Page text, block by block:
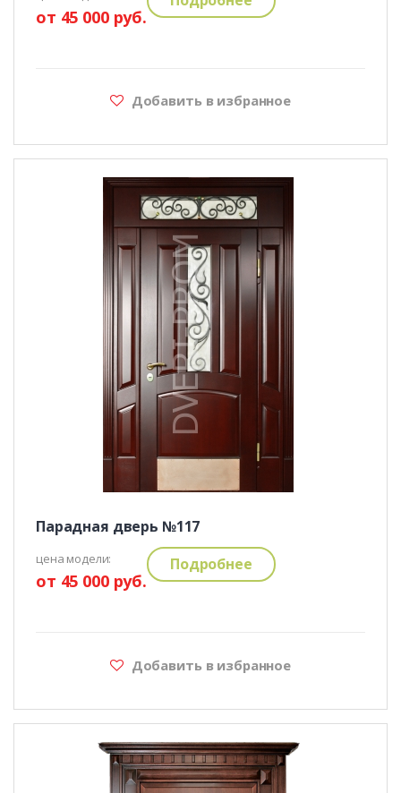
от 45 000 руб.
Добавить в избранное
Парадная дверь №117
цена модели:
от 45 000 руб.
Подробнее
Добавить в избранное